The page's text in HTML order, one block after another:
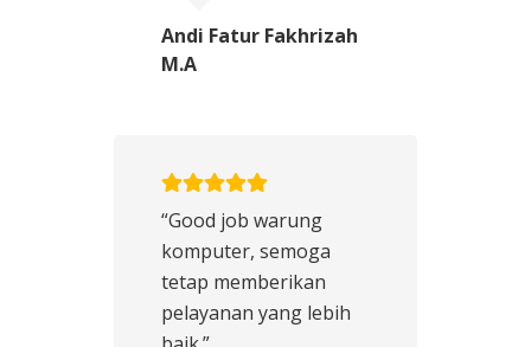
Andi Fatur Fakhrizah
M.A
“Good job warung
komputer, semoga
tetap memberikan
pelayanan yang lebih